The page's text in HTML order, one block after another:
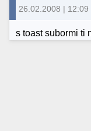
26.02.2008 | 12:09
s toast subormi ti